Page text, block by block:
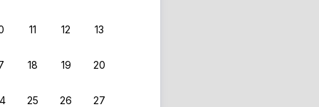
11 12 13
18 19 20
25 26 27